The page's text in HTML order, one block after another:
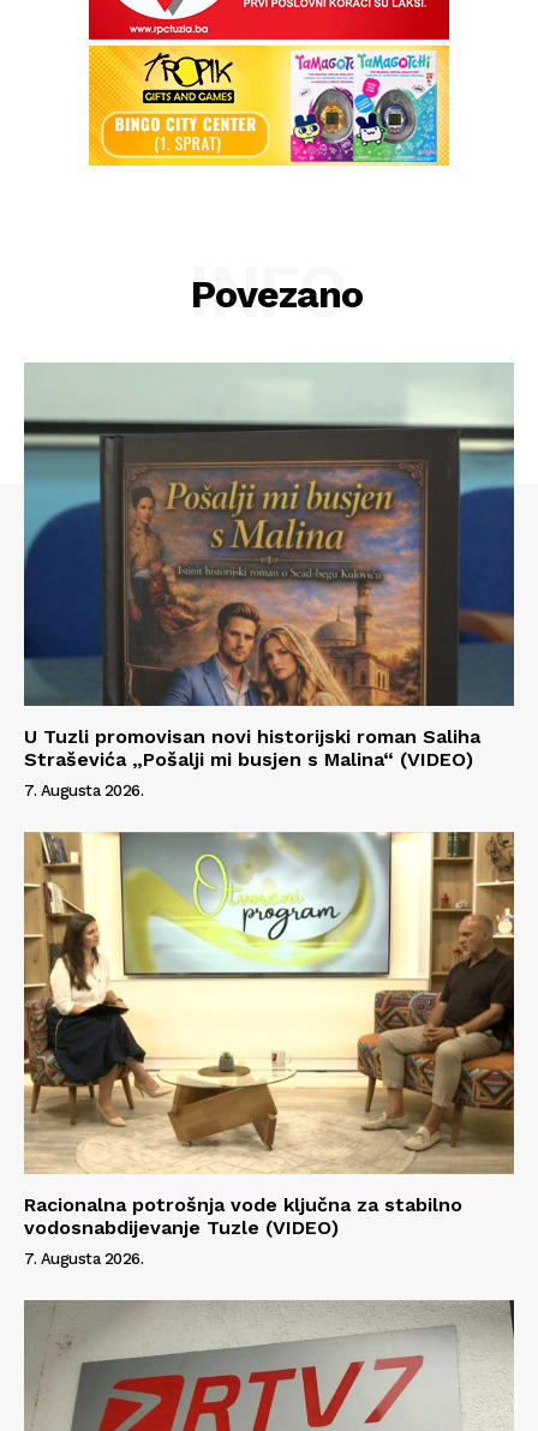
O nama
Impressum
Povezano
INFO
U Tuzli promovisan novi historijski roman Saliha
Straševića „Pošalji mi busjen s Malina“ (VIDEO)
7. Augusta 2026.
Racionalna potrošnja vode ključna za stabilno
vodosnabdijevanje Tuzle (VIDEO)
7. Augusta 2026.